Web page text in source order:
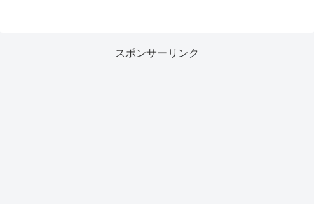
スポンサーリンク